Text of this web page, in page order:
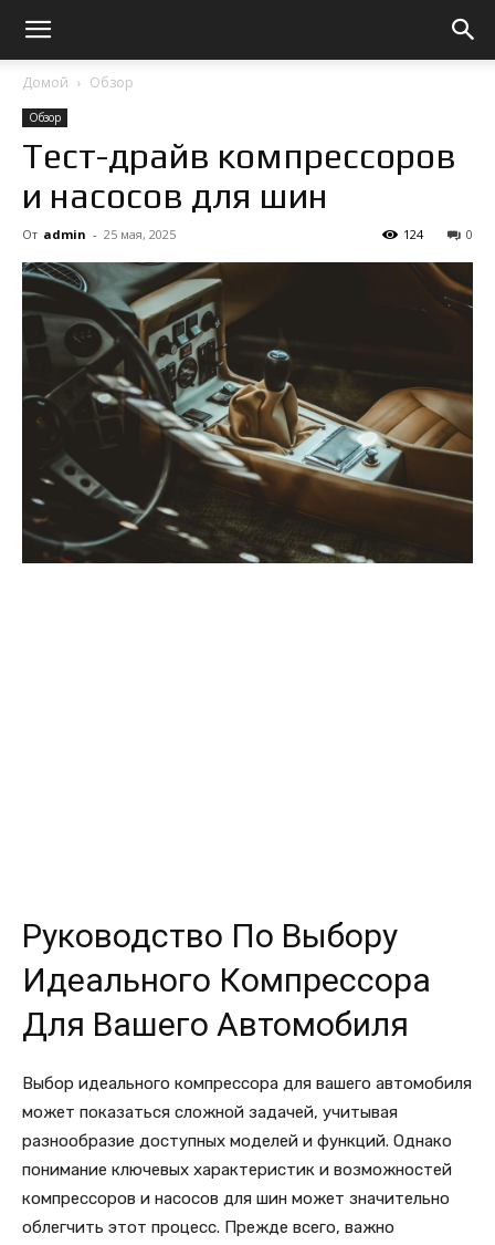
Домой Обзор
Обзор
Тест-драйв компрессоров
и насосов для шин
От admin - 25 мая, 2025 0
124
Руководство По Выбору
Идеального Компрессора
Для Вашего Автомобиля
Выбор идеального компрессора для вашего автомобиля
может показаться сложной задачей, учитывая
разнообразие доступных моделей и функций. Однако
понимание ключевых характеристик и возможностей
компрессоров и насосов для шин может значительно
облегчить этот процесс. Прежде всего, важно